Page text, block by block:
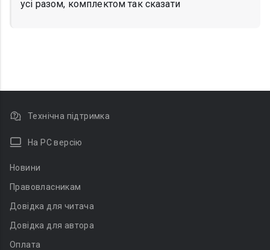
усі разом, комплектом так сказати
Технічна підтримка
На PC версію
Новини
Правовласникам
Довідка для читача
Довідка для автора
Оплата